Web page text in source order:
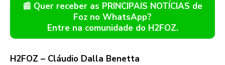
📰 Quer receber as PRINCIPAIS NOTÍCIAS de
Foz no WhatsApp?
Entre na comunidade do H2FOZ.
H2FOZ – Cláudio Dalla Benetta